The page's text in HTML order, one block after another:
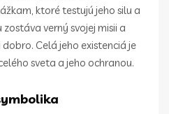
ktoré testujú jeho silu a
verný svojej misii a
Celá jeho existenciá je
sveta a jeho ochranou.